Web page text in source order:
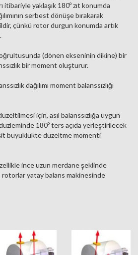
itibariyle yaklaşık 180º zıt konumda
serbest dönüşe bırakarak
çünkü rotor durgun konumda artık
(dönen ekseninin dikine) bir
bir moment oluşturur.
dağılımı moment balanssızlığı
için, asıl balanssızlığa uygun
180º ters açıda yerleştirilecek
büyüklükte düzeltme momenti
ince uzun merdane şeklinde
yatay balans makinesinde